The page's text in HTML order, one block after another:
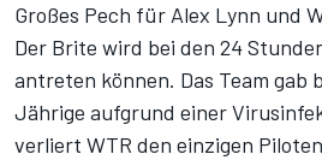
Großes Pech für Alex Lynn und
Der Brite wird bei den 24
antreten können. Das Team gab
Jährige aufgrund einer
verliert WTR den einzigen